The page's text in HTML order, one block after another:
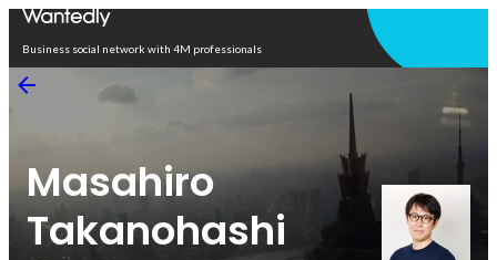
Business social network with 4M professionals
Masahiro
Takanohashi